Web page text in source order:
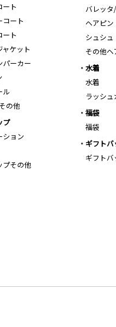
ート
コート
ート
ャケット
パーカー
ル
の他
バレッ
ヘアピン
シュシュ
その他ヘ
水着
水着
ラッシュ
福袋
福袋
プ
ション
プその他
ギフトバ
ギフトバ